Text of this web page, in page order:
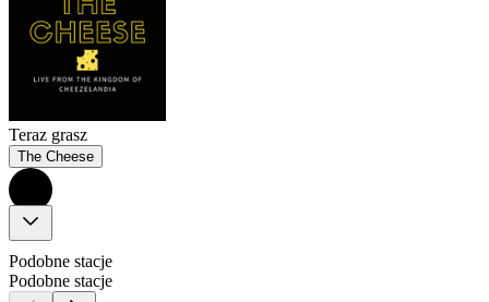
Teraz grasz
The Cheese
Podobne stacje
Podobne stacje